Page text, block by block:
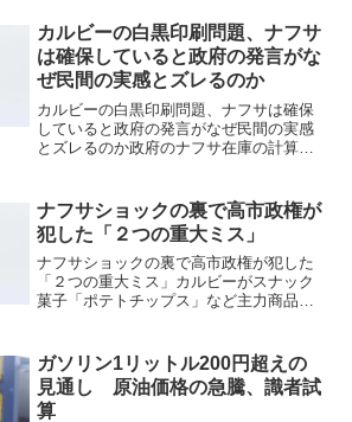
り」が問題となっている。【映像】萩生
田氏、ナフサ目詰まり...
カルビーの白黒印刷問題、ナフサ
は確保していると政府の発言がな
ぜ民間の実感とズレるのか
カルビーの白黒印刷問題、ナフサは確保
していると政府の発言がなぜ民間の実感
とズレるのか政府のナフサ在庫の計算方
白黒の2色印刷に変えるそうです。理由は
印刷インキの調達難。...
ナフサショックの裏で高市政権が
犯した「２つの重大ミス」
ナフサショックの裏で高市政権が犯した
「２つの重大ミス」カルビーがスナック
菓子「ポテトチップス」など主力商品の
変更の背景には、中東危機で印刷インク
の原料である溶剤や樹脂の...
ガソリン1リットル200円超えの
見通し 原油価格の急騰、識者試
算